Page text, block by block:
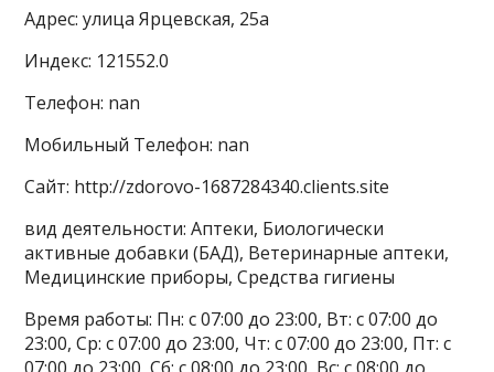
Адрес: улица Ярцевская, 25а
Индекс: 121552.0
Телефон: nan
Мобильный Телефон: nan
Сайт: http://zdorovo-1687284340.clients.site
вид деятельности: Аптеки, Биологически
активные добавки (БАД), Ветеринарные аптеки,
Медицинские приборы, Средства гигиены
Время работы: Пн: с 07:00 до 23:00, Вт: с 07:00 до
23:00, Ср: с 07:00 до 23:00, Чт: с 07:00 до 23:00, Пт: с